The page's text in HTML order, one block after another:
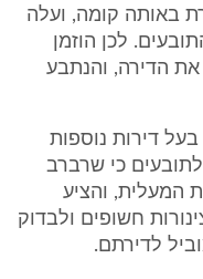
באותה קומה, ועלה
לכן הוזמן
את הדירה, והנתבע
דירות נוספות
כי שרברב
המעלית, והציע
חשופים ולבדוק
לדירתם.